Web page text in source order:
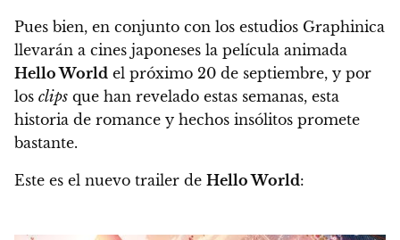
Pues bien, en conjunto con los estudios Graphinica
llevarán a cines japoneses la película animada
Hello World el próximo 20 de septiembre, y por
los clips que han revelado estas semanas, esta
historia de romance y hechos insólitos promete
bastante.
Este es el nuevo trailer de Hello World: